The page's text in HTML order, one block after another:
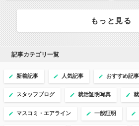
もっと見る
記事カテゴリ一覧
新着記事 人気記事 おすすめ記事
スタッフブログ 就活証明写真
マスコミ・エアライン 一般証明